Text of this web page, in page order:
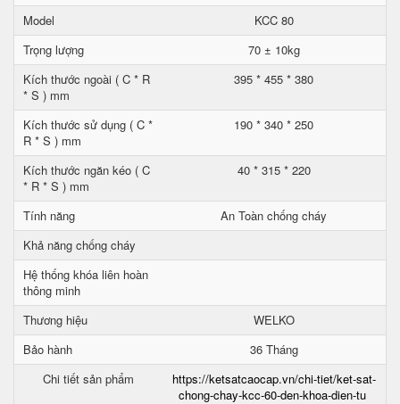
Model
KCC 80
Trọng lượng
70 ± 10kg
Kích thước ngoài ( C * R
* S ) mm
395 * 455 * 380
Kích thước sử dụng ( C *
R * S ) mm
190 * 340 * 250
Kích thước ngăn kéo ( C
* R * S ) mm
40 * 315 * 220
Tính năng
An Toàn chống cháy
Khả năng chống cháy
Hệ thống khóa liên hoàn
thông minh
Thương hiệu
WELKO
Bảo hành
36 Tháng
Chi tiết sản phẩm
https://ketsatcaocap.vn/chi-tiet/ket-sat-
chong-chay-kcc-60-den-khoa-dien-tu